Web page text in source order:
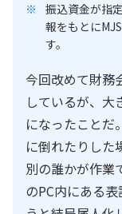
振込資金が指
報をもとに
す。
今回改めて財務
しているが、大
になったことだ
に倒れたりした
別の誰かが作業
のPC内にある